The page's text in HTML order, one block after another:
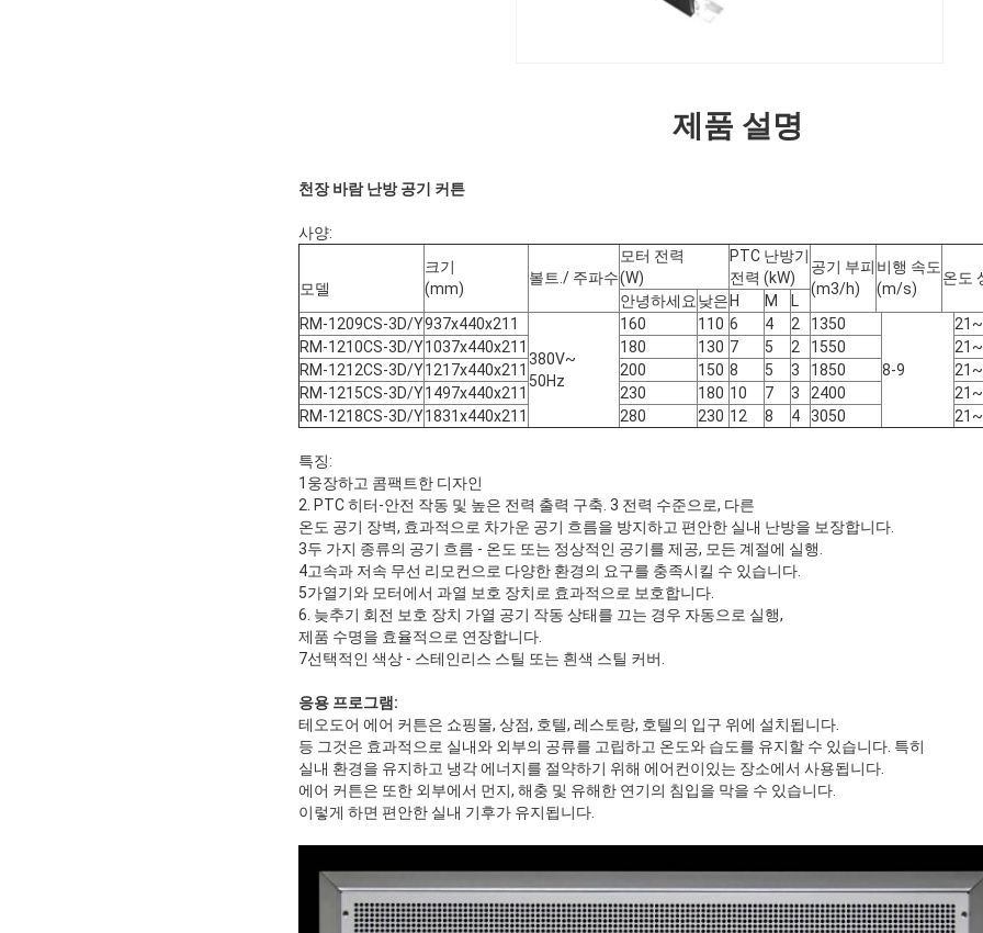
제품 설명
천장 바람 난방 공기 커튼
사양:
모델
크기
(mm)
볼트./ 주파수
모터 전력
(W)
PTC 난방기
전력 (kW)
공기 부피
(m3/h)
비행 속도
(m/s)
온도
안녕하세요 낮은 H M
L
RM-1209CS-3D/Y937x440x211
380V~
50Hz
160 110 6 4 2 1350
8-9
RM-1210CS-3D/Y1037x440x211 180 130 7 5 2 1550
RM-1212CS-3D/Y1217x440x211 200 150 8 5 3 1850
RM-1215CS-3D/Y1497x440x211 230 180 10 7 3 2400
RM-1218CS-3D/Y1831x440x211 280 230 12 8 4 3050
특징:
1웅장하고 콤팩트한 디자인
2. PTC 히터-안전 작동 및 높은 전력 출력 구축. 3 전력 수준으로, 다른
온도 공기 장벽, 효과적으로 차가운 공기 흐름을 방지하고 편안한 실내 난방을 보장합니다.
3두 가지 종류의 공기 흐름 - 온도 또는 정상적인 공기를 제공, 모든 계절에 실행.
4고속과 저속 무선 리모컨으로 다양한 환경의 요구를 충족시킬 수 있습니다.
5가열기와 모터에서 과열 보호 장치로 효과적으로 보호합니다.
6. 늦추기 회전 보호 장치 가열 공기 작동 상태를 끄는 경우 자동으로 실행,
제품 수명을 효율적으로 연장합니다.
7선택적인 색상 - 스테인리스 스틸 또는 흰색 스틸 커버.
응용 프로그램:
테오도어 에어 커튼은 쇼핑몰, 상점, 호텔, 레스토랑, 호텔의 입구 위에 설치됩니다.
등 그것은 효과적으로 실내와 외부의 공류를 고립하고 온도와 습도를 유지할 수 있습니다. 특히
실내 환경을 유지하고 냉각 에너지를 절약하기 위해 에어컨이있는 장소에서 사용됩니다.
에어 커튼은 또한 외부에서 먼지, 해충 및 유해한 연기의 침입을 막을 수 있습니다.
이렇게 하면 편안한 실내 기후가 유지됩니다.